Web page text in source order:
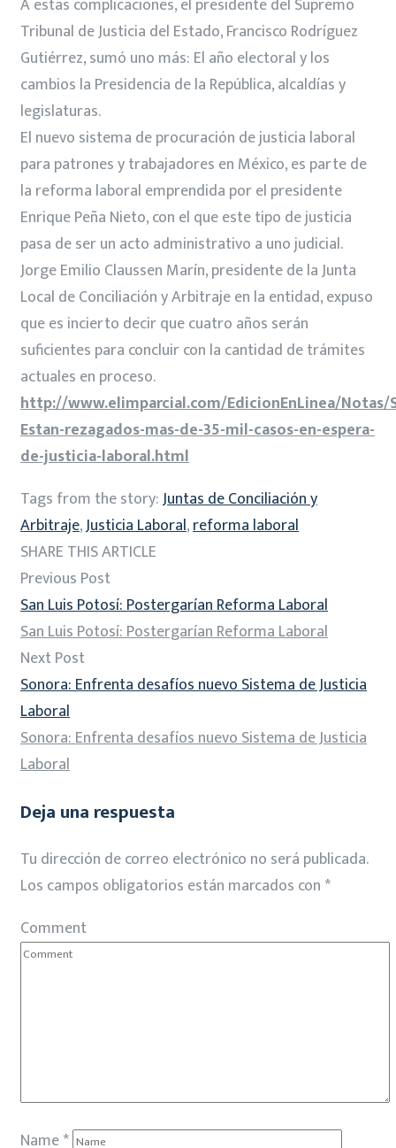
Tribunal de Justicia del Estado, Francisco Rodríguez
Gutiérrez, sumó uno más: El año electoral y los
cambios la Presidencia de la República, alcaldías y
legislaturas.
El nuevo sistema de procuración de justicia laboral
para patrones y trabajadores en México, es parte de
la reforma laboral emprendida por el presidente
Enrique Peña Nieto, con el que este tipo de justicia
pasa de ser un acto administrativo a uno judicial.
Jorge Emilio Claussen Marín, presidente de la Junta
Local de Conciliación y Arbitraje en la entidad, expuso
que es incierto decir que cuatro años serán
suficientes para concluir con la cantidad de trámites
actuales en proceso.
http://www.elimparcial.com/EdicionEnLinea/Notas/
Estan-rezagados-mas-de-35-mil-casos-en-espera-
de-justicia-laboral.html
Tags from the story:Juntas de Conciliación y
Arbitraje,Justicia Laboral,reforma laboral
SHARE THIS ARTICLE
Previous Post
San Luis Potosí: Postergarían Reforma Laboral
San Luis Potosí: Postergarían Reforma Laboral
Next Post
Sonora: Enfrenta desafíos nuevo Sistema de Justicia
Laboral
Sonora: Enfrenta desafíos nuevo Sistema de Justicia
Laboral
Deja una respuesta
Tu dirección de correo electrónico no será publicada.
Los campos obligatorios están marcados con *
Comment
Name*